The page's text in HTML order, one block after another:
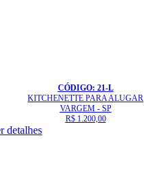
CÓDIGO: 21-L
KITCHENETTE PARA ALUGAR
VARGEM - SP
R$ 1.200,00
detalhes